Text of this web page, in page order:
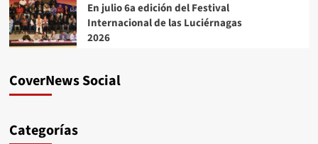
En julio 6a edición del Festival
Internacional de las Luciérnagas
2026
CoverNews Social
Categorías